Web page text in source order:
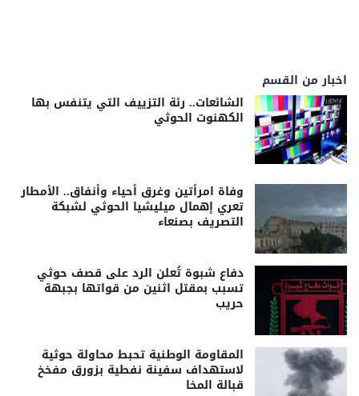
اخبار من القسم
الشائعات.. رئة التزييف التي يتنفس بها
الكهنوت الحوثي
وفاة امرأتين وغرق أحياء وأنفاق.. الأمطار
تعري إهمال ميليشيا الحوثي لشبكة
التصريف بصنعاء
دفاع شبوة تُعلن الرد على قصف حوثي
تسبب بمقتل اثنين من قواتها بجبهة
حريب
المقاومة الوطنية تحبط محاولة حوثية
لاستهداف سفينة نفطية بزورق مفخخ
قبالة المخا